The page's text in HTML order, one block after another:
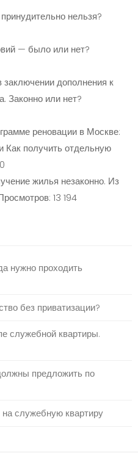
нельзя?
— было или нет?
дополнения к
Законно или нет?
реновации в Москве:
Как получить отдельную
жилья незаконно. Из
13 194
нужно проходить
без приватизации?
служебной квартиры.
предложить по
служебную квартиру